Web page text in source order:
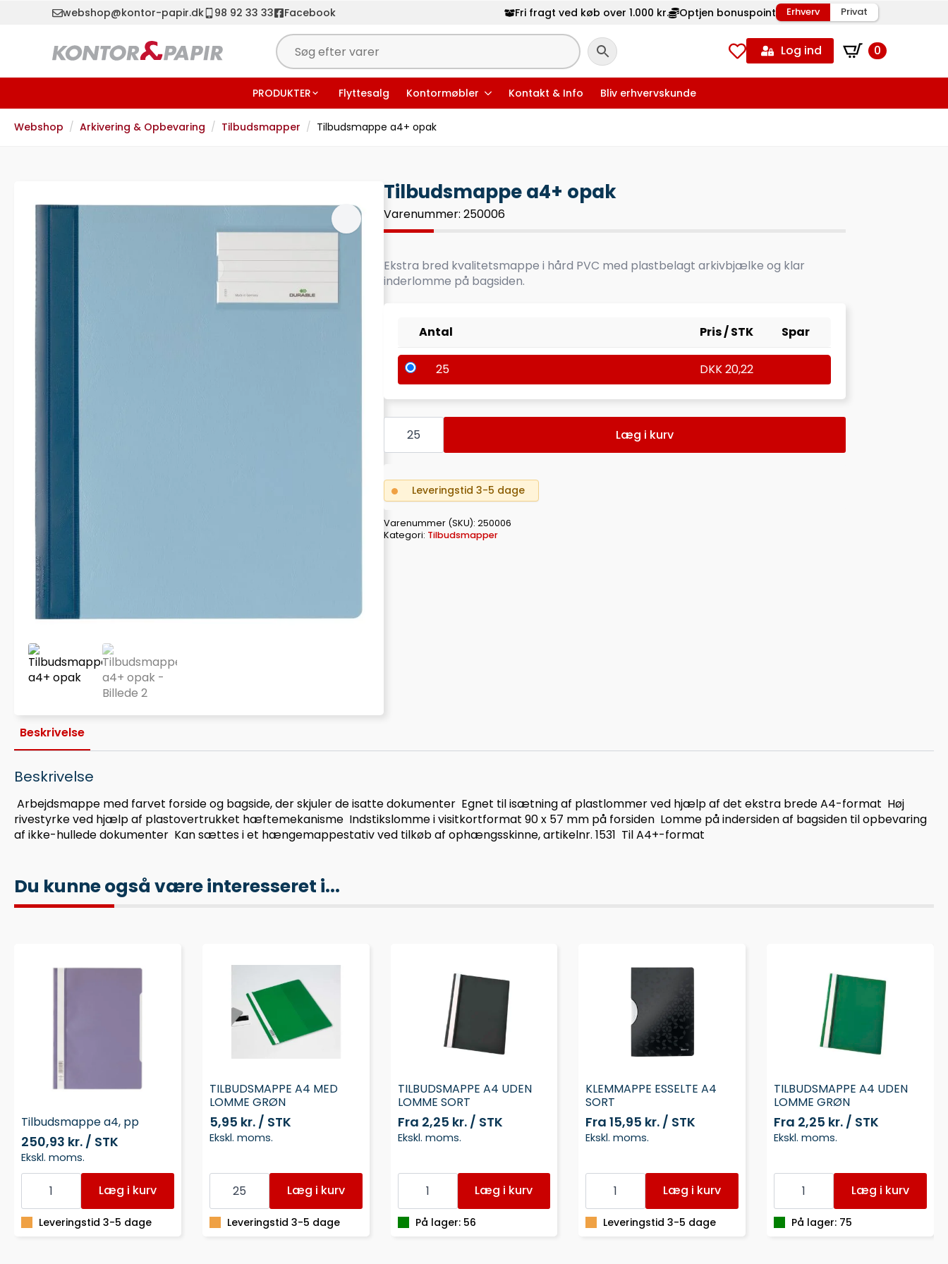
webshop@kontor-papir.dk 98 92 33 33 Facebook Fri fragt ved køb over 1.000 kr. Optjen bonuspoint Erhverv Privat
Log ind 0
PRODUKTER Flyttesalg Kontormøbler Kontakt & Info Bliv erhvervskunde
Webshop Arkivering & Opbevaring Tilbudsmapper Tilbudsmappe a4+ opak
Tilbudsmappe a4+ opak
Varenummer: 250006
Ekstra bred kvalitetsmappe i hård PVC med plastbelagt arkivbjælke og klar
inderlomme på bagsiden.
Antal Pris / STK Spar
25 DKK20,22
Tilbudsmappe
a4+
opak
antal
Læg i kurv
Leveringstid 3-5 dage
Varenummer (SKU):250006
Kategori: Tilbudsmapper
Beskrivelse
Beskrivelse
 Arbejdsmappe med farvet forside og bagside, der skjuler de isatte dokumenter  Egnet til isætning af plastlommer ved hjælp af det ekstra brede A4-format  Høj
rivestyrke ved hjælp af plastovertrukket hæftemekanisme  Indstikslomme i visitkortformat 90 x 57 mm på forsiden  Lomme på indersiden af bagsiden til opbevaring
af ikke-hullede dokumenter  Kan sættes i et hængemappestativ ved tilkøb af ophængsskinne, artikelnr. 1531  Til A4+-format
Du kunne også være interesseret i...
Tilbudsmappe a4, pp
250,93 kr. / STK
Ekskl. moms.
Tilbudsmappe
antal
Læg i kurv
Leveringstid 3-5 dage
TILBUDSMAPPE A4 MED
LOMME GRØN
5,95 kr. / STK
Ekskl. moms.
TILBUDSMAPPE
LOMME
GRØN
Læg i kurv
Leveringstid 3-5 dage
TILBUDSMAPPE A4 UDEN
LOMME SORT
Fra 2,25 kr. / STK
Ekskl. moms.
TILBUDSMAPPE
LOMME
SORT
Læg i kurv
På lager: 56
KLEMMAPPE ESSELTE A4
SORT
Fra15,95 kr. / STK
Ekskl. moms.
KLEMMAPPE
ESSELTE
SORT
antal
Læg i kurv
Leveringstid 3-5 dage
TILBUDSMAPPE A4 UDEN
LOMME GRØN
Fra 2,25 kr. / STK
Ekskl. moms.
TILBUDSMAPPE
LOMME
GRØN
Læg i kurv
På lager: 75